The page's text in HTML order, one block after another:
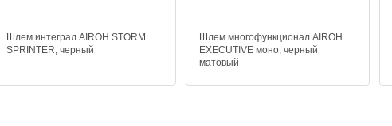
Шлем интеграл AIROH STORM
SPRINTER, черный
Шлем многофункционал AIROH
EXECUTIVE моно, черный
матовый